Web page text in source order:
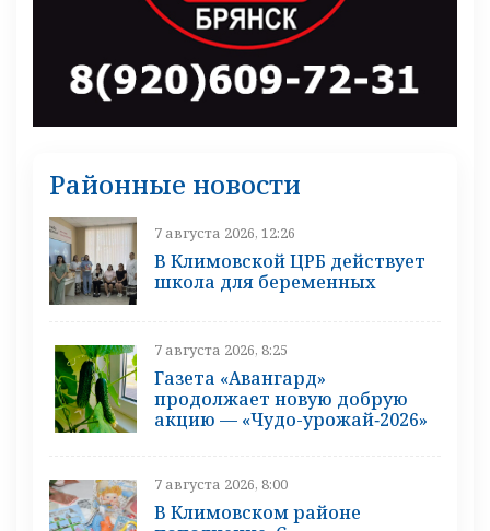
Районные новости
7 августа 2026, 12:26
В Климовской ЦРБ действует
школа для беременных
7 августа 2026, 8:25
Газета «Авангард»
продолжает новую добрую
акцию — «Чудо-урожай‑2026»
7 августа 2026, 8:00
В Климовском районе